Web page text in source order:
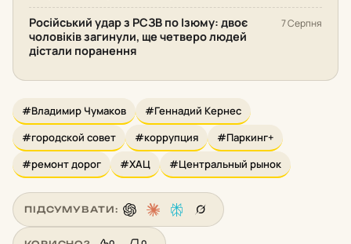
Російський удар з РСЗВ по Ізюму: двоє
чоловіків загинули, ще четверо людей
дістали поранення
7 Серпня
#Владимир Чумаков
#Геннадий Кернес
#городской совет
#коррупция
#Паркинг+
#ремонт дорог
#ХАЦ #Центральный рынок
ПІДСУМУВАТИ: